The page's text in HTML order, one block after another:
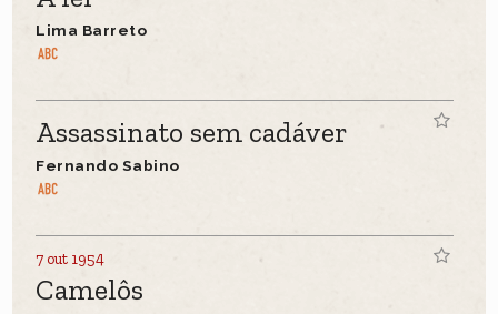
Lima Barreto
Assassinato sem cadáver
Fernando Sabino
7 out 1954
Camelôs